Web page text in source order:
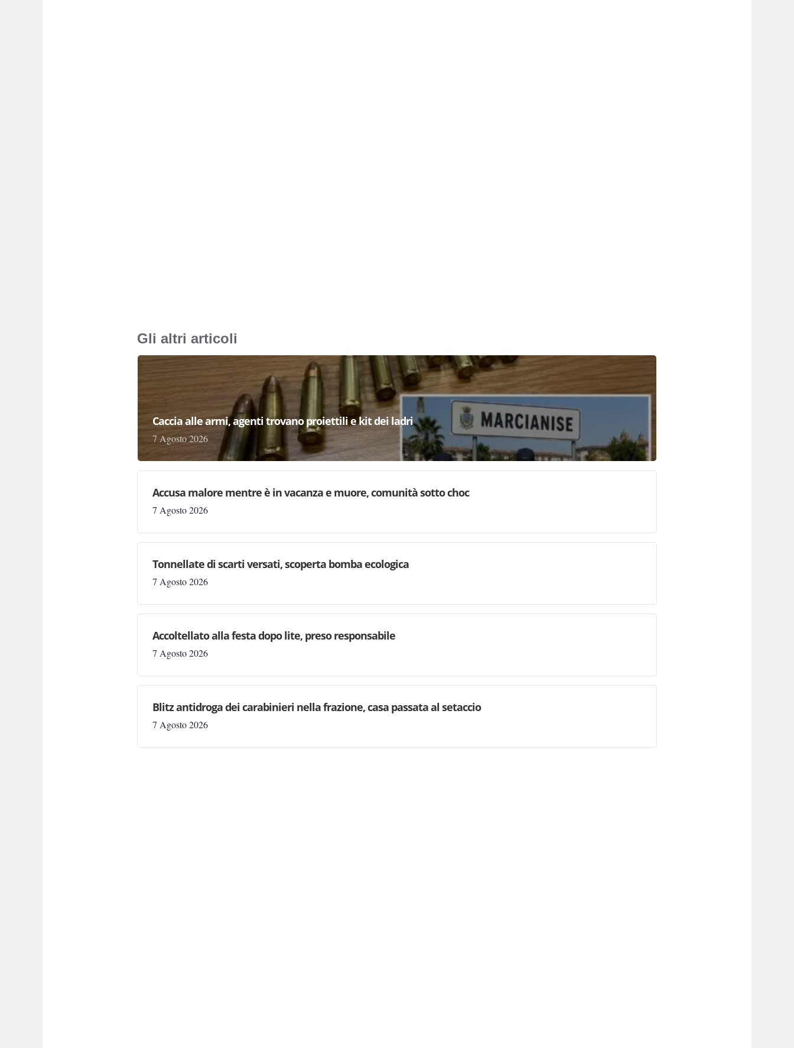
Gli altri articoli
Caccia alle armi, agenti trovano proiettili e kit dei ladri
7 Agosto 2026
Accusa malore mentre è in vacanza e muore, comunità sotto choc
7 Agosto 2026
Tonnellate di scarti versati, scoperta bomba ecologica
7 Agosto 2026
Accoltellato alla festa dopo lite, preso responsabile
7 Agosto 2026
Blitz antidroga dei carabinieri nella frazione, casa passata al setaccio
7 Agosto 2026